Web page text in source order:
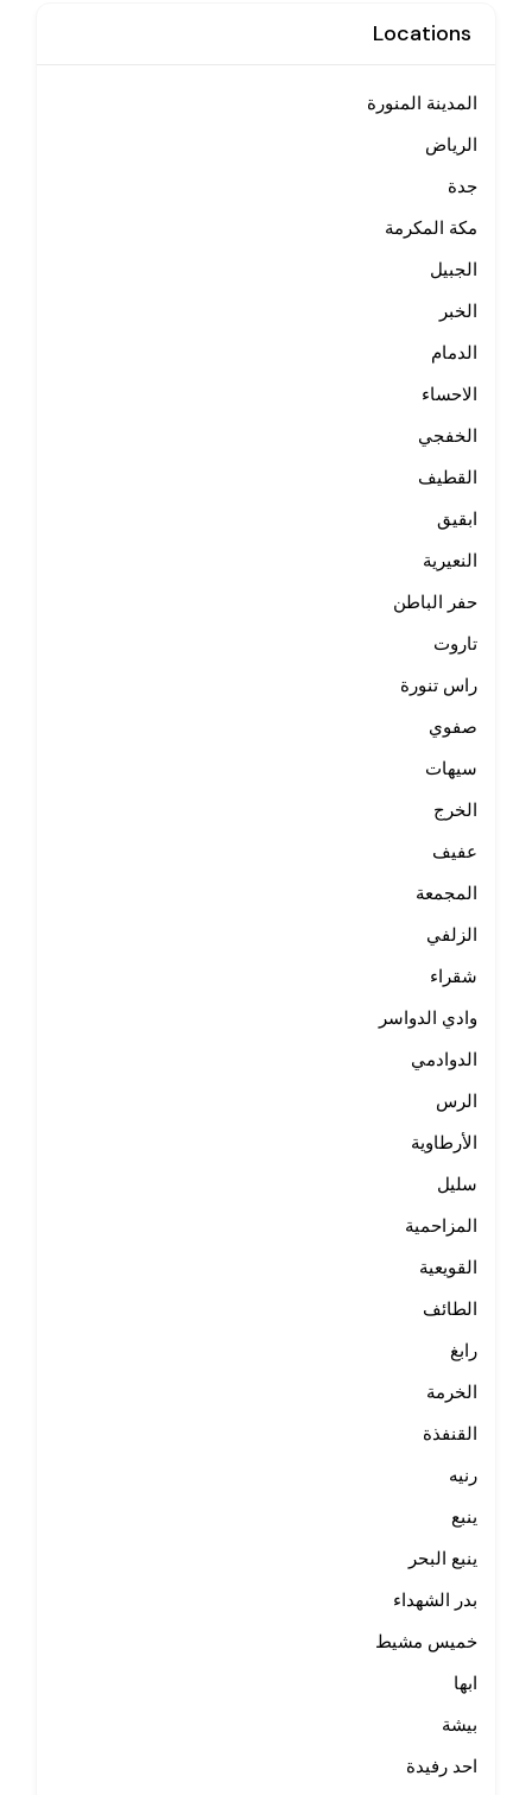
Locations
المدينة المنورة
الرياض
جدة
مكة المكرمة
الجبيل
الخبر
الدمام
الاحساء
الخفجي
القطيف
ابقيق
النعيرية
حفر الباطن
تاروت
راس تنورة
صفوي
سيهات
الخرج
عفيف
المجمعة
الزلفي
شقراء
وادي الدواسر
الدوادمي
الرس
الأرطاوية
سليل
المزاحمية
القويعية
الطائف
رابغ
الخرمة
القنفذة
رنيه
ينبع
ينبع البحر
بدر الشهداء
خميس مشيط
ابها
بيشة
احد رفيدة